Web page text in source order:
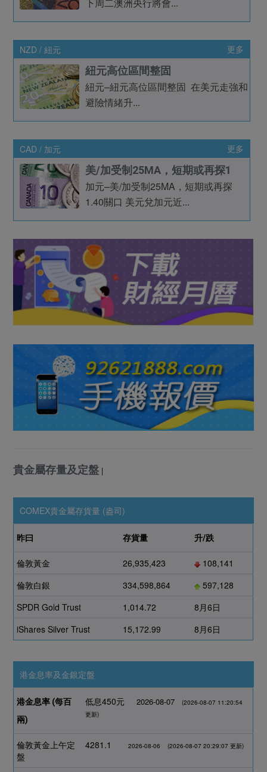
NZD / 紐元 更多
紐元高位區間整固
紐元–紐元高位區間整固 在美元走強和
避險情緒升...
CAD / 加元 更多
美/加受制25MA，短期或再探1
加元–美/加受制25MA，短期或再探
1.40關口 美元兌加元近...
貴金屬存量及定盤 |
COMEX貴金屬存貨量 (盎司)
昨曰 存貨量 升/跌
倫敦黃金 26,935,423
108,141
倫敦白銀
334,598,864
597,128
SPDR Gold Trust
1,014.72
8月6日
iShares Silver Trust
15,172.99 8月6日
港金息率及金銀定盤
港金息率 (每百
兩)
低息450元2026-08-07 (2026-08-07 11:20:54
更新)
倫敦黃金上午定
盤
4281.12026-08-06 (2026-08-07 20:29:07 更新)